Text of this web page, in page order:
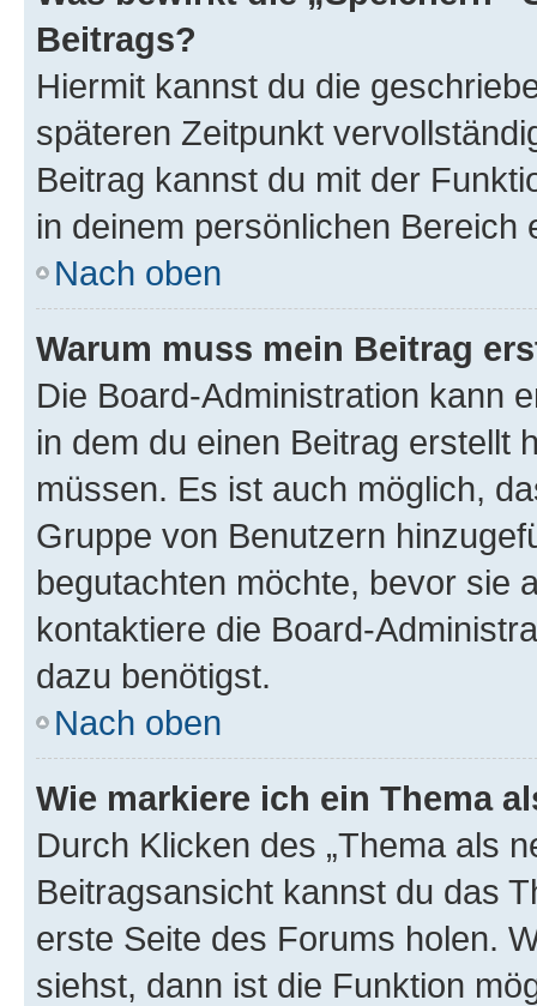
Beitrags?
Hiermit kannst du die
späteren Zeitpunkt
Beitrag kannst du mit der
in deinem persönlichen Bereich
Nach oben
Warum muss mein Beitrag
Die Board-Administration kann
in dem du einen Beitrag erstellt
müssen. Es ist auch möglich,
Gruppe von Benutzern
begutachten möchte, bevor sie
kontaktiere die Board-
dazu benötigst.
Nach oben
Wie markiere ich ein Thema
Durch Klicken des „Thema als
Beitragsansicht kannst du das
erste Seite des Forums holen.
siehst, dann ist die Funktion